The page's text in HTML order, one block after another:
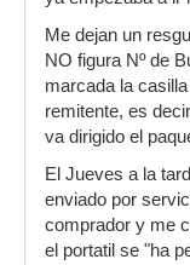
Me dejan un
NO figura Nº de
marcada la
remitente, es
va dirigido el
El Jueves a la
enviado por
comprador y me
el portatil se "ha